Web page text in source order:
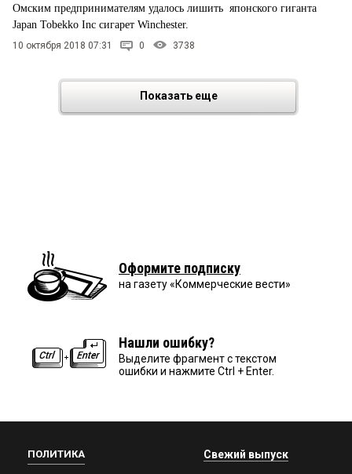
Омским предпринимателям удалось лишить японского гиганта
Japan Tobekko Inс сигарет Winchester.
10 октября 2018 07:31 0 3738
Показать еще
Оформите подписку
на газету «Коммерческие вести»
Нашли ошибку?
Выделите фрагмент с текстом
ошибки и нажмите Ctrl + Enter.
ПОЛИТИКА Свежий выпуск